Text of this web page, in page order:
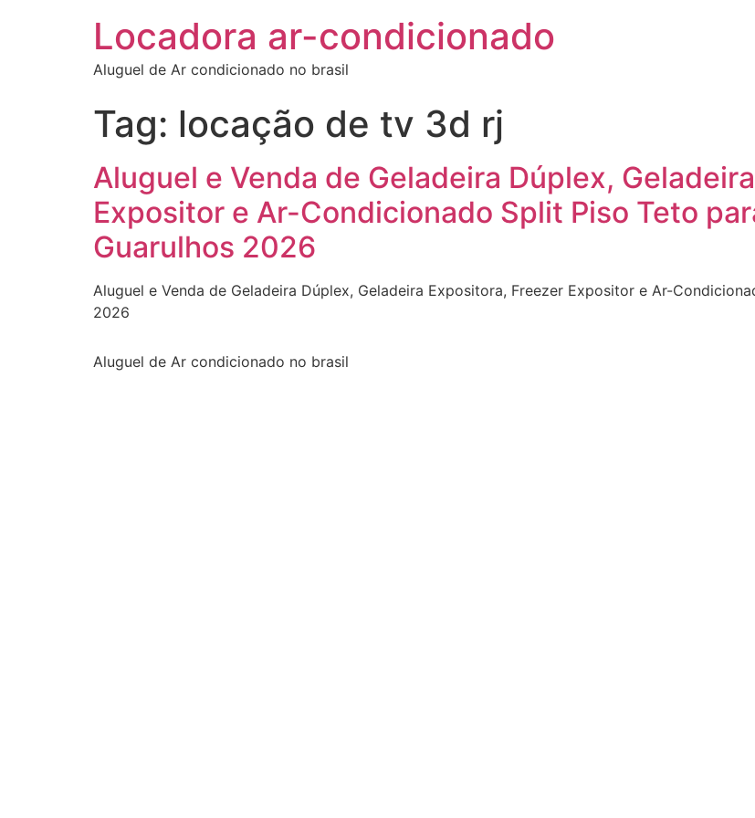
Locadora ar-condicionado
Aluguel de Ar condicionado no brasil
Tag: locação de tv 3d rj
Aluguel e Venda de Geladeira Dúplex,
Expositor e Ar-Condicionado Split Piso Teto
Guarulhos 2026
Aluguel e Venda de Geladeira Dúplex, Geladeira Expositora, Freezer Expositor e Ar-
2026
Aluguel de Ar condicionado no brasil